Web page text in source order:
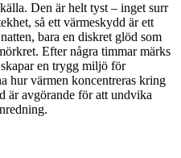
Den är helt tyst – inget surr
så ett värmeskydd är ett
bara en diskret glöd som
Efter några timmar märks
en trygg miljö för
hur värmen koncentreras kring
är avgörande för att undvika